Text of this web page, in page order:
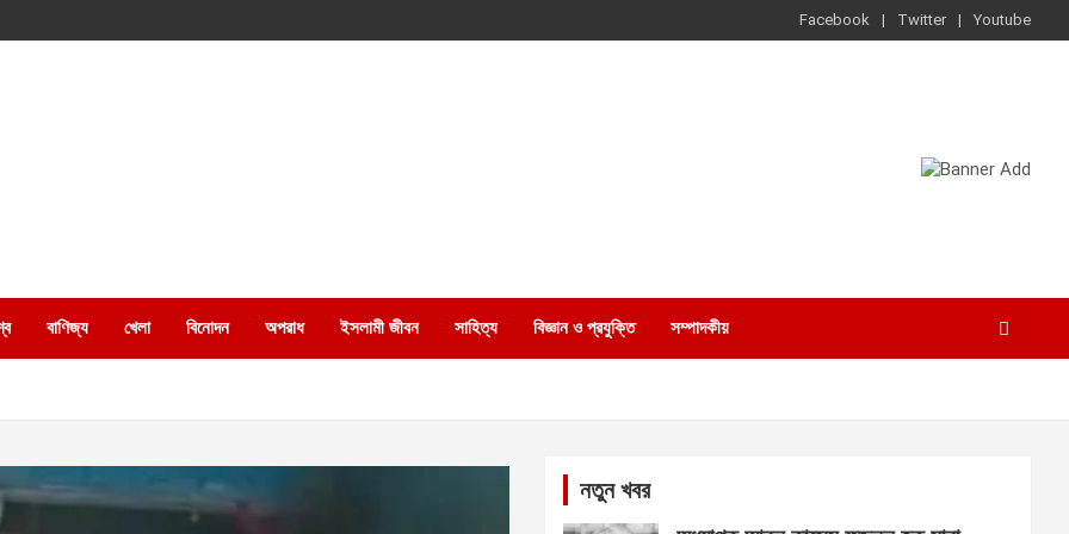
Facebook Twitter Youtube
বাণিজ্য খেলা বিনোদন অপরাধ ইসলামী জীবন সাহিত্য বিজ্ঞান ও প্রযুক্তি সম্পাদকীয়
নতুন খবর